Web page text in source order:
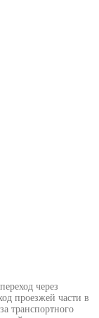
через
проезжей части в
транспортного